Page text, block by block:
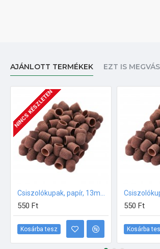
AJÁNLOTT TERMÉKEK EZT IS
NINCS KÉSZLETEN
550 Ft
Kosárba tesz
550 Ft
Kosárba